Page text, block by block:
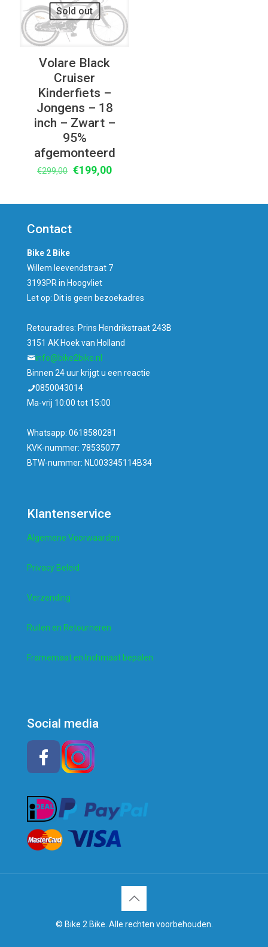
Sold out
Volare Black
Cruiser
Kinderfiets –
Jongens – 18
inch – Zwart –
95%
afgemonteerd
€299,00 Oorspronkelijke
€199,00Huidige
Contact
Bike 2 Bike
Willem leevendstraat 7
3193PR in Hoogvliet
Let op: Dit is geen bezoekadres
Retouradres: Prins Hendrikstraat 243B
3151 AK Hoek van Holland
info@bike2bike.nl
Binnen 24 uur krijgt u een reactie
0850043014
Ma-vrij 10:00 tot 15:00
Whatsapp: 0618580281
KVK-nummer: 78535077
BTW-nummer: NL003345114B34
Klantenservice
Algemene Voorwaarden
Privacy Beleid
Verzending
Ruilen en Retourneren
Framemaat en Inchmaat bepalen
Social media
© Bike 2 Bike. Alle rechten voorbehouden.